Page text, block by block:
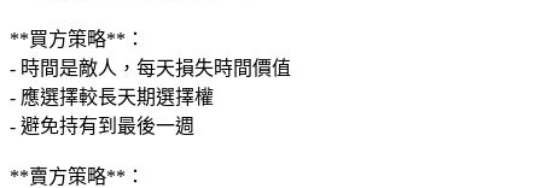
**買方策略**：
- 時間是敵人，每天損失時間價值
- 應選擇較長天期選擇權
- 避免持有到最後一週
**賣方策略**：